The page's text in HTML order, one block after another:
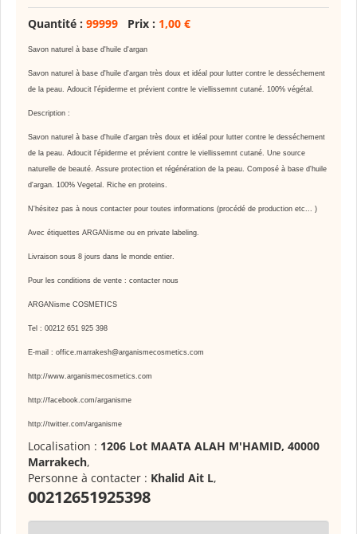
Quantité : 99999 Prix : 1,00 €
Savon naturel à base d'huile d'argan
Savon naturel à base d'huile d'argan très doux et idéal pour lutter contre le desséchement
de la peau. Adoucit l'épiderme et prévient contre le viellissemnt cutané. 100% végétal.
Description :
Savon naturel à base d'huile d'argan très doux et idéal pour lutter contre le desséchement
de la peau. Adoucit l'épiderme et prévient contre le viellissemnt cutané. Une source
naturelle de beauté. Assure protection et régénération de la peau. Composé à base d'huile
d'argan. 100% Vegetal. Riche en proteins.
N'hésitez pas à nous contacter pour toutes informations (procédé de production etc... )
Avec étiquettes ARGANisme ou en private labeling.
Livraison sous 8 jours dans le monde entier.
Pour les conditions de vente : contacter nous
ARGANisme COSMETICS
Tel : 00212 651 925 398
E-mail : office.marrakesh@arganismecosmetics.com
http://www.arganismecosmetics.com
http://facebook.com/arganisme
http://twitter.com/arganisme
Localisation : 1206 Lot MAATA ALAH M'HAMID, 40000
Marrakech,
Personne à contacter : Khalid Ait L,
00212651925398